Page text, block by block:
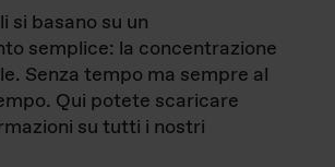
si basano su un
semplice: la concentrazione
Senza tempo ma sempre al
Qui potete scaricare
su tutti i nostri